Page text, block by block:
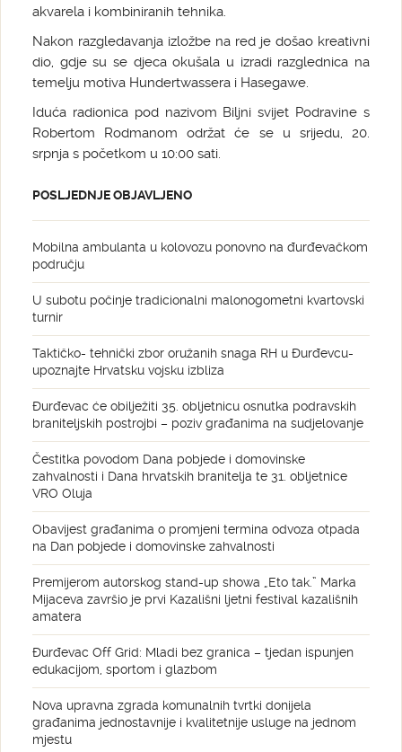
akvarela i kombiniranih tehnika.
Nakon razgledavanja izložbe na red je došao kreativni
dio, gdje su se djeca okušala u izradi razglednica na
temelju motiva Hundertwassera i Hasegawe.
Iduća radionica pod nazivom Biljni svijet Podravine s
Robertom Rodmanom održat će se u srijedu, 20.
srpnja s početkom u 10:00 sati.
POSLJEDNJE OBJAVLJENO
Mobilna ambulanta u kolovozu ponovno na đurđevačkom
području
U subotu počinje tradicionalni malonogometni kvartovski
turnir
Taktičko- tehnički zbor oružanih snaga RH u Đurđevcu-
upoznajte Hrvatsku vojsku izbliza
Đurđevac će obilježiti 35. obljetnicu osnutka podravskih
braniteljskih postrojbi – poziv građanima na sudjelovanje
Čestitka povodom Dana pobjede i domovinske
zahvalnosti i Dana hrvatskih branitelja te 31. obljetnice
VRO Oluja
Obavijest građanima o promjeni termina odvoza otpada
na Dan pobjede i domovinske zahvalnosti
Premijerom autorskog stand-up showa „Eto tak.” Marka
Mijaceva završio je prvi Kazališni ljetni festival kazališnih
amatera
Đurđevac Off Grid: Mladi bez granica – tjedan ispunjen
edukacijom, sportom i glazbom
Nova upravna zgrada komunalnih tvrtki donijela
građanima jednostavnije i kvalitetnije usluge na jednom
mjestu